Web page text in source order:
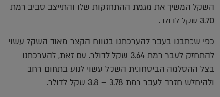
השקל המשיך את מגמת ההתחזקות שלו והתייצב סביב רמת
3.70 שקל לדולר.
כפי שכתבנו בעבר להערכתנו בטווח הקצר מאוד השקל עשוי
להתחזק לעבר רמת 3.64 שקל לדולר. עם זאת, להערכתנו
בצל ההסלמה הביטחונית השקל עשוי לנוע בתחום רחב
ולהיחלש חזרה לעבר רמת 3.78 – 3.8 שקל לדולר.